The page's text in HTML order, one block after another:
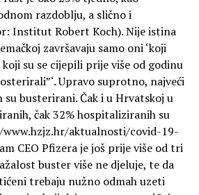
razdoblju, a slično i
Institut Robert Koch). Nije istina
završavaju samo oni ‘koji
su se cijepili prije više od godinu
Upravo suprotno, najveći
busterirani. Čak i u Hrvatskoj u
čak 32% hospitaliziranih su
aktualnosti/covid-19-
CEO Pfizera je još prije više od tri
buster više ne djeluje, te da
trebaju nužno odmah uzeti